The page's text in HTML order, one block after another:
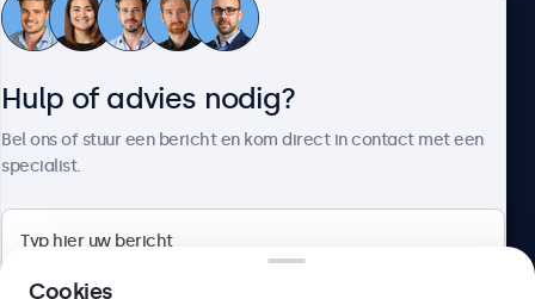
Klantenservice
Hulp of advies nodig?
Bel ons of stuur een bericht en kom direct in contact met een
specialist.
Cookies